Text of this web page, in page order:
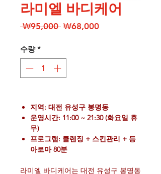
라미엘 바디케어
₩95,000 일
₩68,000할
수량 *
지역: 대전 유성구 봉명동
운영시간: 11:00 ~ 21:30 (화요일 휴
무)
프로그램: 클렌징 + 스킨관리 + 등
아로마 80분
라미엘 바디케어는 대전 유성구 봉명동